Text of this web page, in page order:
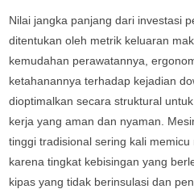
Nilai jangka panjang dari investasi
ditentukan oleh metrik keluaran
kemudahan perawatannya,
ketahanannya terhadap kejadian
dioptimalkan secara struktural
kerja yang aman dan nyaman.
tinggi tradisional sering kali
karena tingkat kebisingan yang
kipas yang tidak berinsulasi dan